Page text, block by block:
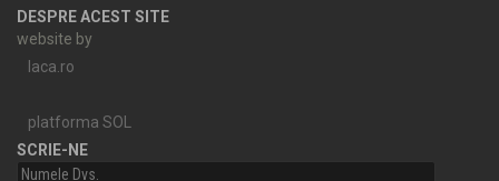
DESPRE ACEST SITE
website by
laca.ro
platforma SOL
SCRIE-NE